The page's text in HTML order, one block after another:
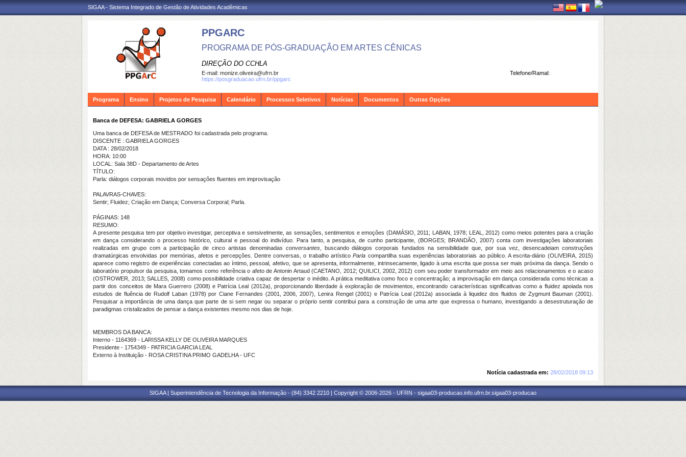
SIGAA - Sistema Integrado de Gestão de Atividades Acadêmicas
PPGARC
PROGRAMA DE PÓS-GRADUAÇÃO EM ARTES CÊNICAS
DIREÇÃO DO CCHLA
Telefone/Ramal:
E-mail: monize.oliveira@ufrn.br
https://posgraduacao.ufrn.br/ppgarc
Programa Ensino Projetos de Pesquisa Calendário Processos Seletivos Notícias Documentos Outras Opções
Banca de DEFESA: GABRIELA GORGES
Uma banca de DEFESA de MESTRADO foi cadastrada pelo programa.
DISCENTE : GABRIELA GORGES
DATA : 28/02/2018
HORA: 10:00
LOCAL: Sala 38D - Departamento de Artes
TÍTULO:
Parla: diálogos corporais movidos por sensações fluentes em improvisação
PALAVRAS-CHAVES:
Sentir; Fluidez; Criação em Dança; Conversa Corporal; Parla.
PÁGINAS: 148
RESUMO:
A presente pesquisa tem por objetivo investigar, perceptiva e sensivelmente, as sensações, sentimentos e emoções (DAMÁSIO, 2011; LABAN, 1978; LEAL, 2012) como meios potentes para a criação
em dança considerando o processo histórico, cultural e pessoal do indivíduo. Para tanto, a pesquisa, de cunho participante, (BORGES; BRANDÃO, 2007) conta com investigações laboratoriais
realizadas em grupo com a participação de cinco artistas denominadas conversantes, buscando diálogos corporais fundados na sensibilidade que, por sua vez, desencadeiam construções
dramatúrgicas envolvidas por memórias, afetos e percepções. Dentre conversas, o trabalho artísticoParla compartilha suas experiências laboratoriais ao público. A escrita-diário (OLIVEIRA, 2015)
aparece como registro de experiências conectadas ao íntimo, pessoal, afetivo, que se apresenta, informalmente, intrinsecamente, ligado à uma escrita que possa ser mais próxima da dança. Sendo o
laboratório propulsor da pesquisa, tomamos como referência o afeto de Antonin Artaud (CAETANO, 2012; QUILICI, 2002, 2012) com seu poder transformador em meio aos relacionamentos e o acaso
(OSTROWER, 2013; SALLES, 2008) como possibilidade criativa capaz de despertar o inédito. A prática meditativa como foco e concentração; a improvisação em dança considerada como técnicas a
partir dos conceitos de Mara Guerrero (2008) e Patrícia Leal (2012a), proporcionando liberdade à exploração de movimentos, encontrando características significativas como a fluidez apoiada nos
estudos de fluência de Rudolf Laban (1978) por Ciane Fernandes (2001, 2006, 2007), Lenira Rengel (2001) e Patrícia Leal (2012a) associada à liquidez dos fluidos de Zygmunt Bauman (2001).
Pesquisar a importância de uma dança que parte de si sem negar ou separar o próprio sentir contribui para a construção de uma arte que expressa o humano, investigando a desestruturação de
paradigmas cristalizados de pensar a dança existentes mesmo nos dias de hoje.
MEMBROS DA BANCA:
Interno - 1164369 - LARISSA KELLY DE OLIVEIRA MARQUES
Presidente - 1754349 - PATRICIA GARCIA LEAL
Externo à Instituição - ROSA CRISTINA PRIMO GADELHA - UFC
Notícia cadastrada em: 28/02/2018 09:13
SIGAA | Superintendência de Tecnologia da Informação - (84) 3342 2210 | Copyright © 2006-2026 - UFRN - sigaa03-producao.info.ufrn.br.sigaa03-producao